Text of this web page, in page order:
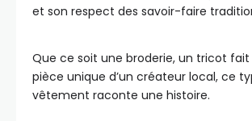
et son respect des savoir-faire
Que ce soit une broderie, un tricot
pièce unique d’un créateur local, ce
vêtement raconte une histoire.